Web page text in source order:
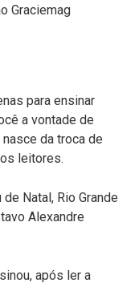
Graciemag
para ensinar
a vontade de
da troca de
leitores.
Natal, Rio Grande
Alexandre
após ler a